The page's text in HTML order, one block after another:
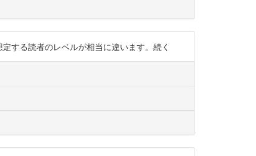
する読者のレベルが相当に違います。続く